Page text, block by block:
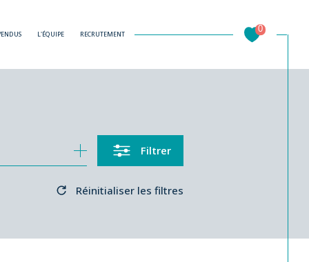
L'ÉQUIPE RECRUTEMENT
0
Filtrer
Réinitialiser les filtres